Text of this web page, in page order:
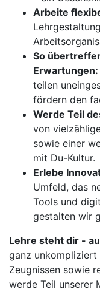
Arbeite
So
Erwartungen:
teilen
fördern den
Werde Teil
von
sowie einer
mit Du-Kultur.
Erlebe
Umfeld, das
Tools und
gestalten wir
Lehre steht dir -
ganz unkompliziert
Zeugnissen sowie
werde Teil unserer